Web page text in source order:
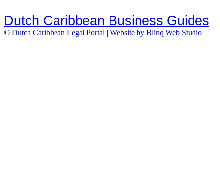
Dutch Caribbean Business Guides
© Dutch Caribbean Legal Portal | Website by Blinq Web Studio